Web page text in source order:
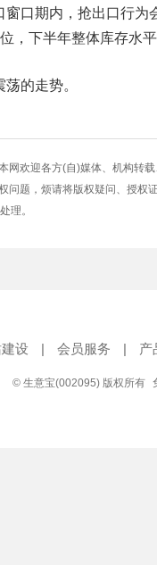
期内，抢出口行为
，下半年整体库存水
的走势。
网欢迎各方(自)媒体、机构转
问题，烦请将版权疑问、授权
理。
设 | 会员服务 | 产
© 生意宝(002095) 版权所有